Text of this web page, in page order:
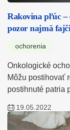
Rakovina pľúc –
pozor najmä
ochorenia
Onkologické
Môžu postihovať
postihnuté patria
19.05.2022